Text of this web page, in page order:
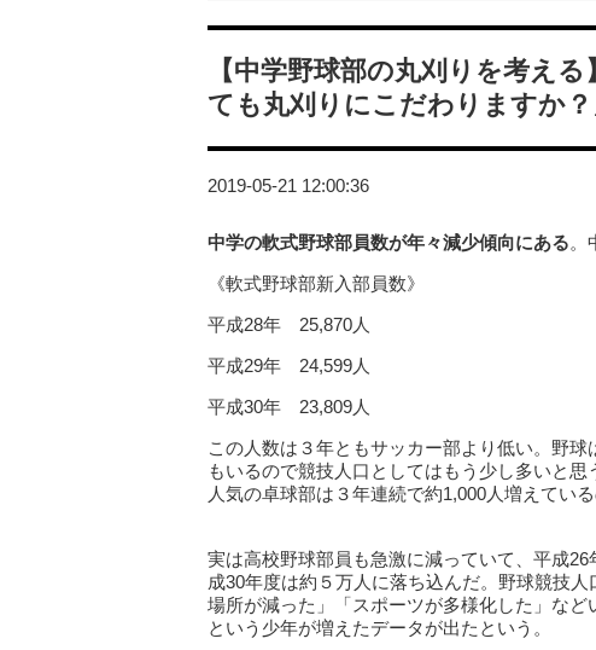
【中学野球部の丸刈りを考え
ても丸刈りにこだわりますか？
2019-05-21 12:00:36
中学の軟式野球部員数が年々減少傾向にある。
《軟式野球部新入部員数》
平成28年 25,870人
平成29年 24,599人
平成30年 23,809人
この人数は３年ともサッカー部より低い。野
もいるので競技人口としてはもう少し多いと
人気の卓球部は３年連続で約1,000人増えてい
実は高校野球部員も急激に減っていて、平成
成30年度は約５万人に落ち込んだ。野球競技
場所が減った」「スポーツが多様化した」な
という少年が増えたデータが出たという。